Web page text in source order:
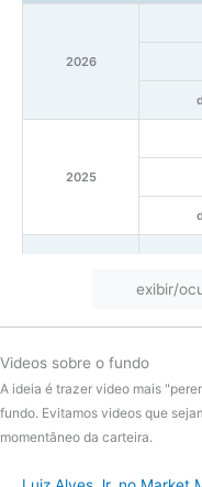
2026
2025
2023
exibir/
Videos sobre o fundo
A ideia é trazer video mais
fundo. Evitamos videos que
momentâneo da carteira.